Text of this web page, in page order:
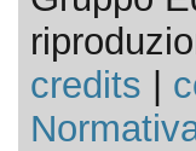
credits